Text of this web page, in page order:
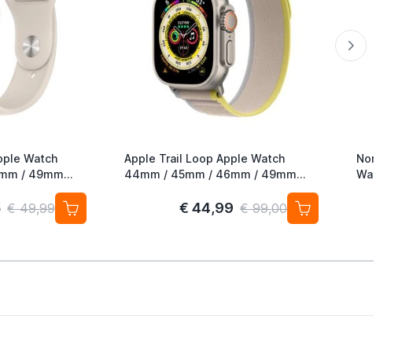
Watch
/ 49mm
€ 49,99
Apple Trail Loop Apple Watch
44mm / 45mm / 46mm / 49mm
€ 44,99 € 99,00
Nomad
Watch